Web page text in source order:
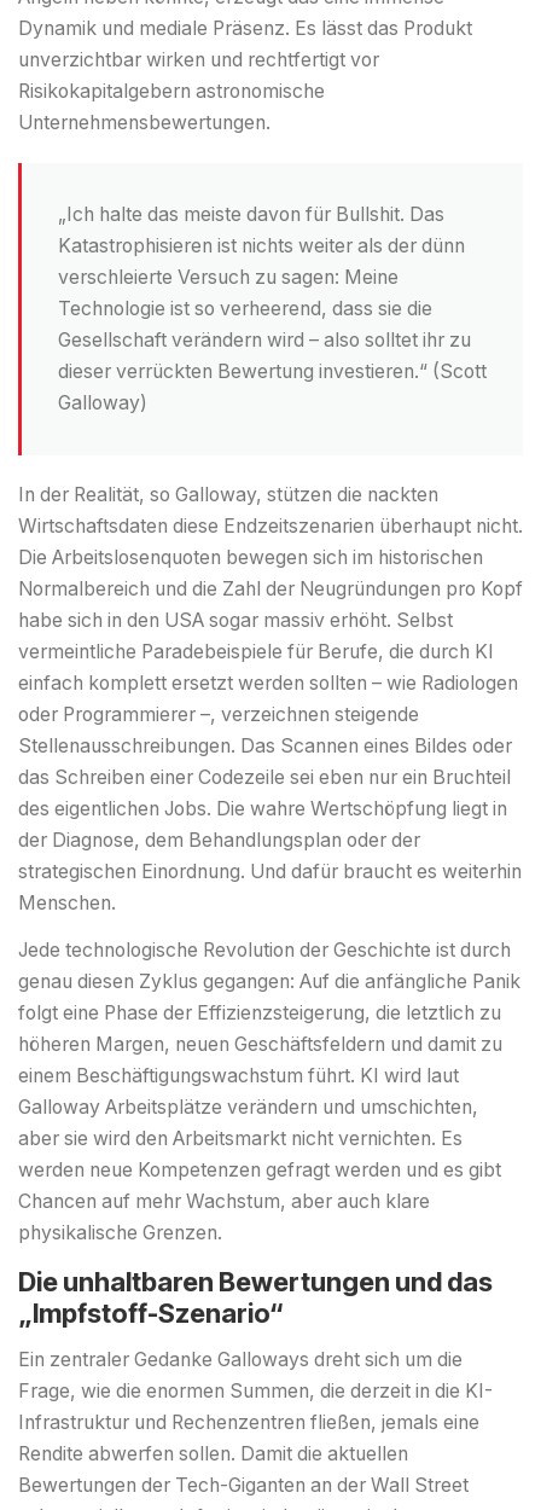
Dynamik und mediale Präsenz. Es lässt das Produkt
unverzichtbar wirken und rechtfertigt vor
Risikokapitalgebern astronomische
Unternehmensbewertungen.
„Ich halte das meiste davon für Bullshit. Das
Katastrophisieren ist nichts weiter als der dünn
verschleierte Versuch zu sagen: Meine
Technologie ist so verheerend, dass sie die
Gesellschaft verändern wird – also solltet ihr zu
dieser verrückten Bewertung investieren.“ (Scott
Galloway)
In der Realität, so Galloway, stützen die nackten
Wirtschaftsdaten diese Endzeitszenarien überhaupt nicht.
Die Arbeitslosenquoten bewegen sich im historischen
Normalbereich und die Zahl der Neugründungen pro Kopf
habe sich in den USA sogar massiv erhöht. Selbst
vermeintliche Paradebeispiele für Berufe, die durch KI
einfach komplett ersetzt werden sollten – wie Radiologen
oder Programmierer –, verzeichnen steigende
Stellenausschreibungen. Das Scannen eines Bildes oder
das Schreiben einer Codezeile sei eben nur ein Bruchteil
des eigentlichen Jobs. Die wahre Wertschöpfung liegt in
der Diagnose, dem Behandlungsplan oder der
strategischen Einordnung. Und dafür braucht es weiterhin
Menschen.
Jede technologische Revolution der Geschichte ist durch
genau diesen Zyklus gegangen: Auf die anfängliche Panik
folgt eine Phase der Effizienzsteigerung, die letztlich zu
höheren Margen, neuen Geschäftsfeldern und damit zu
einem Beschäftigungswachstum führt. KI wird laut
Galloway Arbeitsplätze verändern und umschichten,
aber sie wird den Arbeitsmarkt nicht vernichten. Es
werden neue Kompetenzen gefragt werden und es gibt
Chancen auf mehr Wachstum, aber auch klare
physikalische Grenzen.
Die unhaltbaren Bewertungen und das
„Impfstoff-Szenario“
Ein zentraler Gedanke Galloways dreht sich um die
Frage, wie die enormen Summen, die derzeit in die KI-
Infrastruktur und Rechenzentren fließen, jemals eine
Rendite abwerfen sollen. Damit die aktuellen
Bewertungen der Tech-Giganten an der Wall Street